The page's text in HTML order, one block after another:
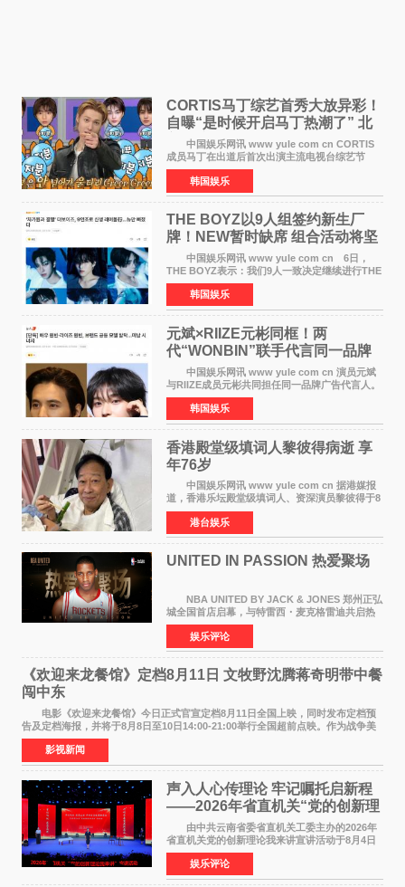
CORTIS马丁综艺首秀大放异彩！
自曝“是时候开启马丁热潮了” 北
美巡演火热进行中
中国娱乐网讯 www yule com cn CORTIS
成员马丁在出道后首次出演主流电视台综艺节
目，展现了多才多艺的魅力。 马丁出演了5日
播出的MBC《Radio Star》Fashion与Passion
之间，I&lsquo;m
韩国娱乐
THE BOYZ以9人组签约新生厂
牌！NEW暂时缺席 组合活动将坚
定不移继续
中国娱乐网讯 www yule com cn 6日，
THE BOYZ表示：我们9人一致决定继续进行THE
BOYZ组合活动，并且已经完成了组合团体活动
签约。目前正在新生厂牌下进行活动准备。尚未
离开THE BOYZ原所
韩国娱乐
元斌×RIIZE元彬同框！两
代“WONBIN”联手代言同一品牌
颜值天花板合体
中国娱乐网讯 www yule com cn 演员元斌
与RIIZE成员元彬共同担任同一品牌广告代言人。
6日据独家报道，继演员元斌之后，RIIZE元彬最
近也被选为某在线中介平台A公司的共同广告代言
人，两人将作
韩国娱乐
香港殿堂级填词人黎彼得病逝 享
年76岁​
中国娱乐网讯 www yule com cn 据港媒报
道，香港乐坛殿堂级填词人、资深演员黎彼得于8
月5日上午因病离世，终年76岁。好友钟志光透
露，黎彼得今年3月中风后便卧床休养，身体机能
持续衰退，最
港台娱乐
UNITED IN PASSION 热爱聚场
NBA UNITED BY JACK & JONES 郑州正弘
城全国首店启幕，与特雷西・麦克格雷迪共启热
爱 2026 年7 月21 日，
NBAUNITEDBYJACK&JONES 全国首店，于郑
州正弘城正式启幕。NBA 传奇球星
娱乐评论
《欢迎来龙餐馆》定档8月11日 文牧野沈腾蒋奇明带中餐
闯中东
电影《欢迎来龙餐馆》今日正式官宣定档8月11日全国上映，同时发布定档预
告及定档海报，并将于8月8日至10日14:00-21:00举行全国超前点映。作为战争美
食大片，影片讲述的是中国厨师徐福（沈腾
影视新闻
声入人心传理论 牢记嘱托启新程
——2026年省直机关“党的创新理
论我来讲”宣讲活动圆满落幕
由中共云南省委省直机关工委主办的2026年
省直机关党的创新理论我来讲宣讲活动于8月4日
至5日在昆明举办。活动以 "牢记嘱托 感恩奋进
开创云南发展新局面 "为主题，坚持以新时代中国
特色社会主义
娱乐评论